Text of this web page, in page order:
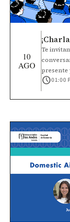
10
AGO
Te
presente
schedule01:00